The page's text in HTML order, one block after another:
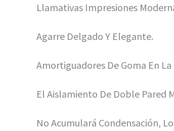
Llamativas Impresiones
Agarre Delgado Y Elegante.
Amortiguadores De Goma En
El Aislamiento De Doble Pared
No Acumulará Condensación,